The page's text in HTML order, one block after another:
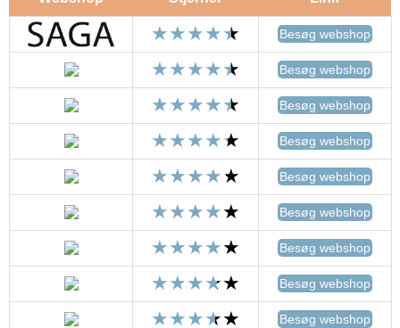
Besøg webshop
Besøg webshop
Besøg webshop
Besøg webshop
Besøg webshop
Besøg webshop
Besøg webshop
Besøg webshop
Besøg webshop